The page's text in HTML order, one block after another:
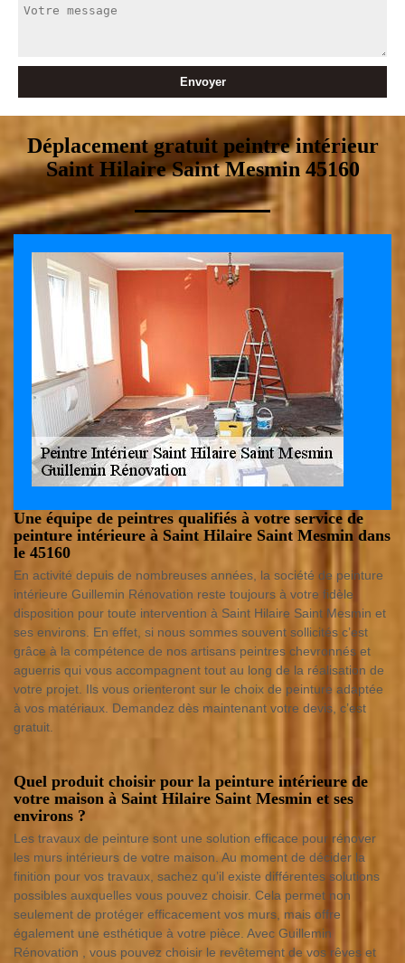
Déplacement gratuit peintre intérieur
Saint Hilaire Saint Mesmin 45160
Une équipe de peintres qualifiés à votre service de
peinture intérieure à Saint Hilaire Saint Mesmin dans
le 45160
En activité depuis de nombreuses années, la société de peinture
intérieure Guillemin Rénovation reste toujours à votre fidèle
disposition pour toute intervention à Saint Hilaire Saint Mesmin et
ses environs. En effet, si nous sommes souvent sollicités c’est
grâce à la compétence de nos artisans peintres chevronnés et
aguerris qui vous accompagnent tout au long de la réalisation de
votre projet. Ils vous orienteront sur le choix de peinture adaptée
à vos matériaux. Demandez dès maintenant votre devis, c’est
gratuit.
Quel produit choisir pour la peinture intérieure de
votre maison à Saint Hilaire Saint Mesmin et ses
environs ?
Les travaux de peinture sont une solution efficace pour rénover
les murs intérieurs de votre maison. Au moment de décider la
finition pour vos travaux, sachez qu’il existe différentes solutions
possibles auxquelles vous pouvez choisir. Cela permet non
seulement de protéger efficacement vos murs, mais offre
également une esthétique à votre pièce. Avec Guillemin
Rénovation , vous pouvez choisir le revêtement de vos rêves et